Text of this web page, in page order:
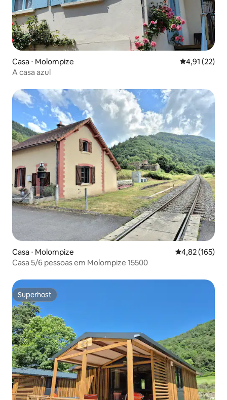
Casa ⋅ Molompize 4,91 de uma
4,91 (22)
A casa azul
Casa ⋅ Molompize 4,82 de uma
4,82 (165)
Casa 5/6 pessoas em Molompize 15500
Superhost
Superhost